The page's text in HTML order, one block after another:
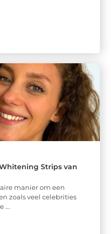
Strips van
manier om een
zoals veel celebrities
...